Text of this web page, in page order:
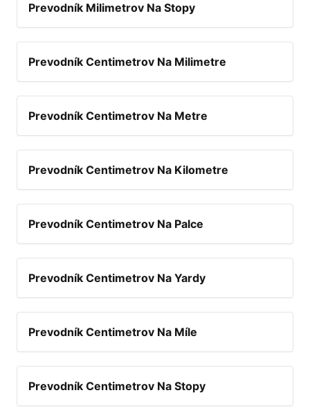
Prevodník Milimetrov Na Stopy
Prevodník Centimetrov Na Milimetre
Prevodník Centimetrov Na Metre
Prevodník Centimetrov Na Kilometre
Prevodník Centimetrov Na Palce
Prevodník Centimetrov Na Yardy
Prevodník Centimetrov Na Míle
Prevodník Centimetrov Na Stopy